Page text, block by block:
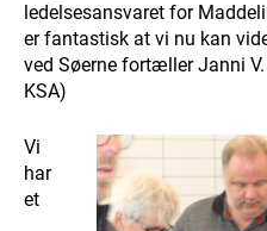
ledelsesansvaret for
er fantastisk at vi nu kan
ved Søerne fortæller Janni
KSA)
Vi
har
et